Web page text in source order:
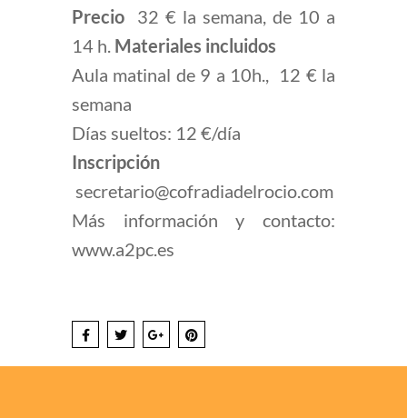
Precio
32 € la semana, de 10 a
14 h. Materiales incluidos
Aula matinal de 9 a 10h., 12 € la
semana
Días sueltos: 12 €/día
Inscripción
secretario@cofradiadelrocio.com
Más información y contacto:
www.a2pc.es